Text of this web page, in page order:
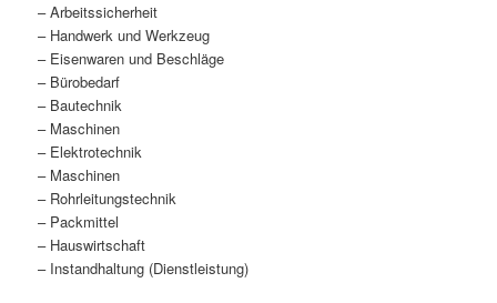
– Arbeitssicherheit
– Handwerk und Werkzeug
– Eisenwaren und Beschläge
– Bürobedarf
– Bautechnik
– Maschinen
– Elektrotechnik
– Maschinen
– Rohrleitungstechnik
– Packmittel
– Hauswirtschaft
– Instandhaltung (Dienstleistung)